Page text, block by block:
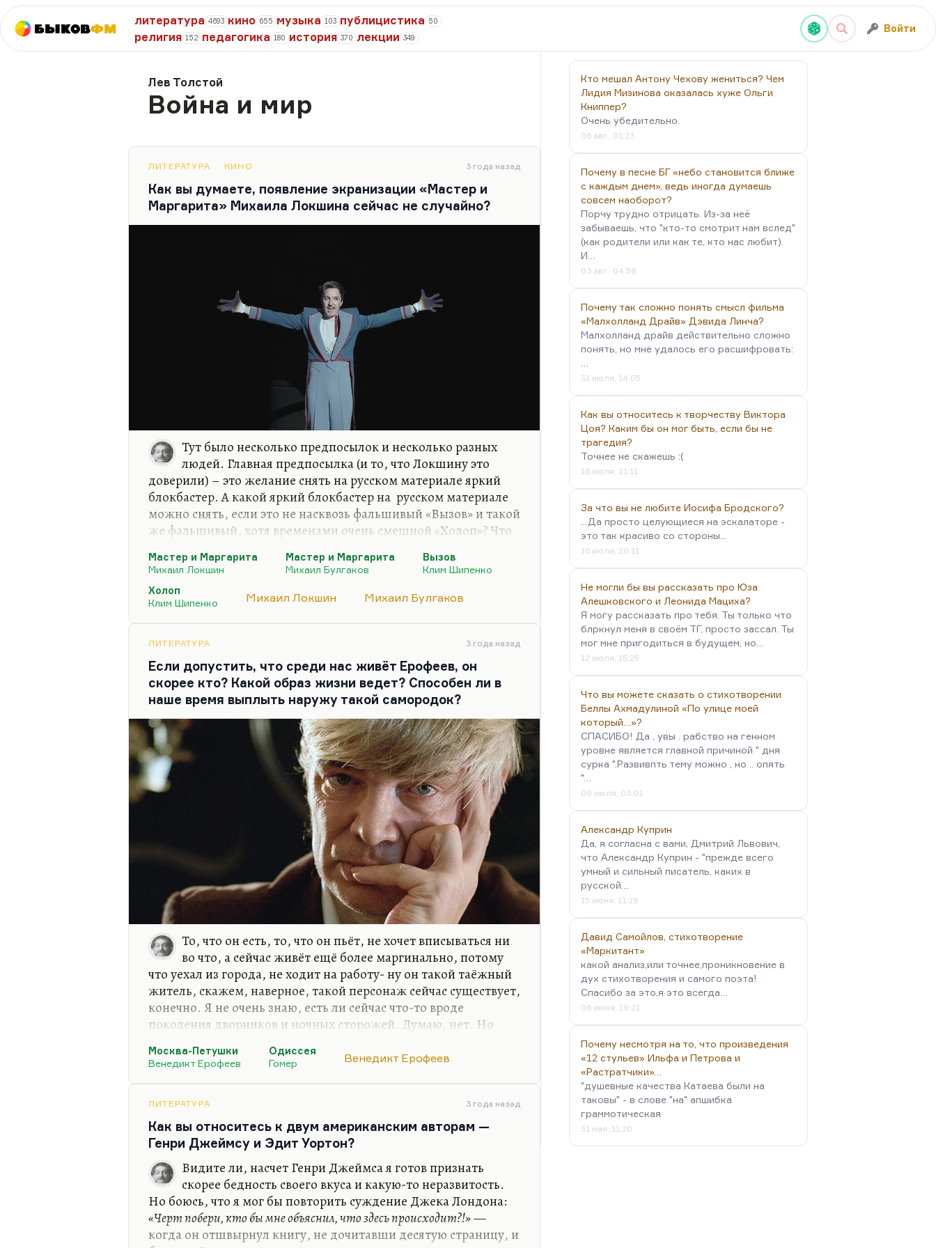
БыковФМ
литература 4693 кино 655 музыка 103 публицистика 50
религия 152 педагогика 180 история 370 лекции 349
Войти
Лев Толстой
Война и мир
ЛИТЕРАТУРА КИНО 3 года назад
Как вы думаете, появление экранизации «Мастер и
Маргарита» Михаила Локшина сейчас не случайно?
Тут было несколько предпосылок и несколько разных
людей. Главная предпосылка (и то, что Локшину это
доверили) – это желание снять на русском материале яркий
блокбастер. А какой яркий блокбастер на русском материале
можно снять, если это не насквозь фальшивый «Вызов» и такой
же фальшивый, хотя временами очень смешной «Холоп»? Что
классики? «Война и мир» экранизирована уже очень много раз,
«Анна Каренина» недавно была. А вот возьмем-ка мы «Мастера
и Маргариту», тем более что книга с нашенским пафосом.
Почему именно Локшин получил полномочия на эту картину?
Мастер и Маргарита
Михаил Локшин
Мастер и Маргарита
Михаил Булгаков
Вызов
Клим Шипенко
Холоп
Клим Шипенко
Михаил Локшин Михаил Булгаков
ЛИТЕРАТУРА 3 года назад
Если допустить, что среди нас живёт Ерофеев, он
скорее кто? Какой образ жизни ведет? Способен ли в
наше время выплыть наружу такой самородок?
То, что он есть, то, что он пьёт, не хочет вписываться ни
во что, а сейчас живёт ещё более маргинально, потому
что уехал из города, не ходит на работу- ну он такой таёжный
житель, скажем, наверное, такой персонаж сейчас существует,
конечно. Я не очень знаю, есть ли сейчас что-то вроде
поколения дворников и ночных сторожей. Думаю, нет. Но
Линор Горалик, о не те, кто выживают любой ценой – а это
люди склада Хвостенко,«Хочу лежать с любимой рядом, а с
свободы, внутреннего несогласия со всей этой позорной
скучной ерундой — вот так бы я сказал. Иванов на остановке.
Кстати, я оказывал всегда,…
Москва-Петушки
Венедикт Ерофеев
Одиссея
Гомер
Венедикт Ерофеев
ЛИТЕРАТУРА 3 года назад
Как вы относитесь к двум американским авторам —
Генри Джеймсу и Эдит Уортон?
Видите ли, насчет Генри Джеймса я готов признать
скорее бедность своего вкуса и какую-то неразвитость.
Но боюсь, что я мог бы повторить суждение Джека Лондона:
«Черт побери, кто бы мне объяснил, что здесь происходит?!»—
когда он отшвырнул книгу, не дочитавши десятую страницу, и
Кто мешал Антону Чехову жениться? Чем
Лидия Мизинова оказалась хуже Ольги
Книппер?
Очень убедительно.
06 авг., 01:23
Почему в песне БГ «небо становится ближе
с каждым днем», ведь иногда думаешь
совсем наоборот?
Порчу трудно отрицать. Из-за неё
забываешь, что "кто-то смотрит нам вслед"
(как родители или как те, кто нас любит).
И…
03 авг., 04:58
Почему так сложно понять смысл фильма
«Малхолланд Драйв» Дэвида Линча?
Малхолланд драйв действительно сложно
понять, но мне удалось его расшифровать:
31 июля, 14:05
Как вы относитесь к творчеству Виктора
Цоя? Каким бы он мог быть, если бы не
трагедия?
Точнее не скажешь :(
16 июля, 21:11
За что вы не любите Иосифа Бродского?
...Да просто целующиеся на эскалаторе -
это так красиво со стороны...
16 июля, 20:11
Не могли бы вы рассказать про Юза
Алешковского и Леонида Мациха?
Я могу рассказать про тебя. Ты только что
блркнул меня в своём ТГ, просто зассал. Ты
мог мне пригодиться в будущем, но…
12 июля, 15:25
Что вы можете сказать о стихотворении
Беллы Ахмадулиной «По улице моей
который…»?
СПАСИБО! Да , увы . рабство на генном
уровне является главной причиной " дня
сурка ".Развивпть тему можно , но .. опять
"…
09 июля, 03:01
Александр Куприн
Да, я согласна с вами, Дмитрий Львович,
что Александр Куприн - "прежде всего
умный и сильный писатель, каких в
русской…
15 июня, 11:29
Давид Самойлов, стихотворение
«Маркитант»
какой анализ,или точнее,проникновение в
дух стихотворения и самого поэта!
Спасибо за это,я это всегда…
06 июня, 19:21
Почему несмотря на то, что произведения
«12 стульев» Ильфа и Петрова и
«Растратчики»…
"душевные качества Катаева были на
таковы" - в слове "на" апшибка
граммотическая
31 мая, 11:20